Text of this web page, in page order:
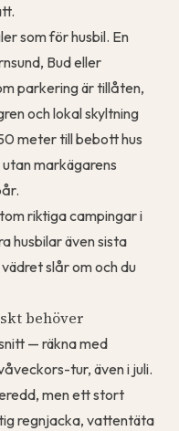
som för husbil. En
Bud eller
parkering är tillåten,
och lokal skyltning
meter till bebott hus
markägarens
riktiga campingar i
husbilar även sista
slår om och du
behöver
— räkna med
tur, även i juli.
men ett stort
regnjacka, vattentäta